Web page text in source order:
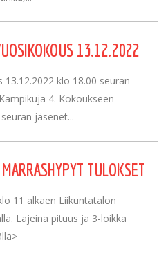
13.12.2022
13.12.2022 klo 18.00 seuran
4. Kokoukseen
jäsenet...
MARRASHYPYT TULOKSET
11 alkaen Liikuntatalon
Lajeina pituus ja 3-loikka